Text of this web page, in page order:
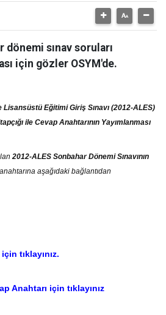
dönemi sınav soruları
için gözler OSYM'de.
Eğitimi Giriş Sınavı (2012-ALES)
ile Cevap Anahtarının Yayımlanması
2012-ALES Sonbahar DönemiSınavının
aşağıdaki bağlantıdan
tıklayınız.
Anahtarı için tıklayınız